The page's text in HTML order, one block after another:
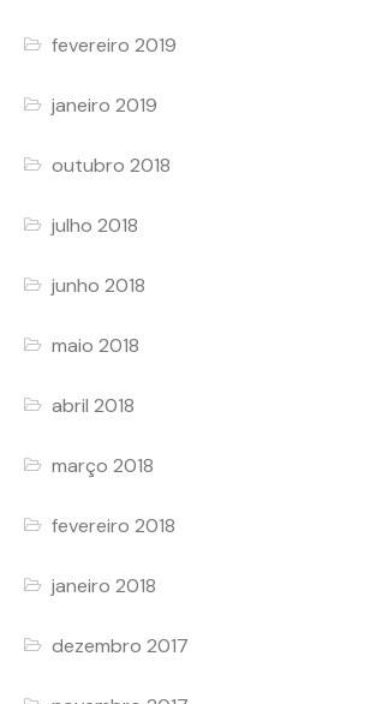
fevereiro 2019
janeiro 2019
outubro 2018
julho 2018
junho 2018
maio 2018
abril 2018
março 2018
fevereiro 2018
janeiro 2018
dezembro 2017